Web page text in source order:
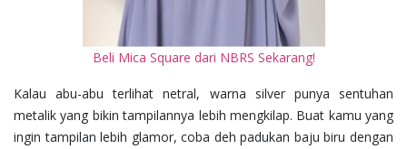
Beli Mica Square dari NBRS Sekarang!
Kalau abu-abu terlihat netral, warna silver punya sentuhan
metalik yang bikin tampilannya lebih mengkilap. Buat kamu yang
ingin tampilan lebih glamor, coba deh padukan baju biru dengan